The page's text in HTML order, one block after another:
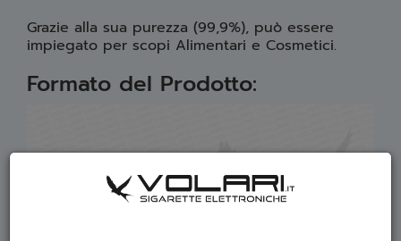
Grazie alla sua purezza (99,9%), può essere
impiegato per scopi Alimentari e Cosmetici.
Formato del Prodotto: